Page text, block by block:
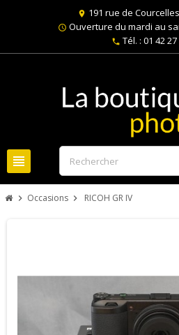
location_on 191 rue de
schedule Ouverture du mardi au
phone Tél. : 01 42
view_headline
chevron_right Occasions chevron_right RICOH GR IV